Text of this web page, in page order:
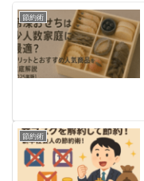
節約術
節約術